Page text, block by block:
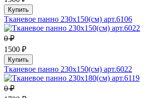
Купить
Тканевое панно 230х150(см) арт.6106
0 ₽
1500 ₽
Купить
Тканевое панно 230х150(см) арт.6022
0 ₽